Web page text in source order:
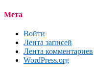
Мета
Войти
Лента записей
Лента комментариев
WordPress.org